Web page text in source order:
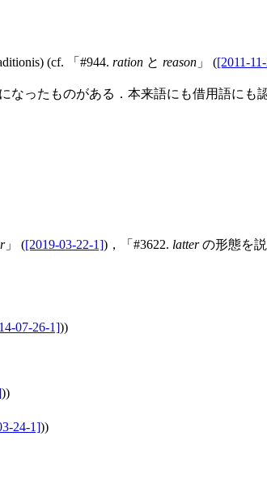
(cf. 「#944. ration と reason 」 ([2011-
ったものがある．本来語にも借用語にも
」 ([2019-03-22-1])，「#3622. latterの形態を説
07-26-1]))
))
24-1]))